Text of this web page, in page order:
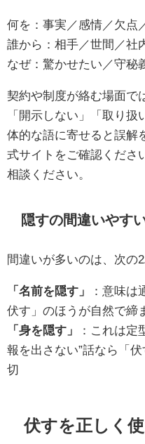
何を：事実／感情／欠点
誰から：相手／世間／社
なぜ：驚かせたい／守秘
契約や制度が絡む場面で
「開示しない」「取り
体的な語に寄せると誤解
式サイトをご確認くださ
相談ください。
隠すの間違いやす
間違いが多いのは、次の2
「名前を隠す」
：意味は
伏す」のほうが自然で締
「身を隠す」
：これは定
報を出さない”話なら「
切
伏すを正しく